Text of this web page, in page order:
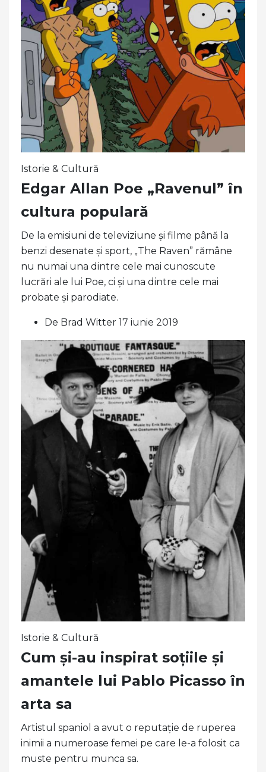
Istorie & Cultură
Edgar Allan Poe „Ravenul” în
cultura populară
De la emisiuni de televiziune și filme până la
benzi desenate și sport, „The Raven” rămâne
nu numai una dintre cele mai cunoscute
lucrări ale lui Poe, ci și una dintre cele mai
probate și parodiate.
De Brad Witter 17 iunie 2019
Istorie & Cultură
Cum și-au inspirat soțiile și
amantele lui Pablo Picasso în
arta sa
Artistul spaniol a avut o reputație de ruperea
inimii a numeroase femei pe care le-a folosit ca
muste pentru munca sa.